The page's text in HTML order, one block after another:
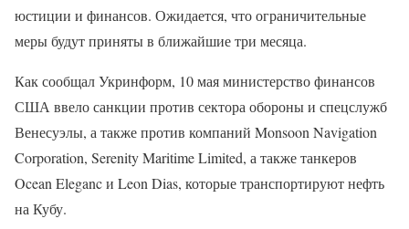
юстиции и финансов. Ожидается, что ограничительные
меры будут приняты в ближайшие три месяца.
Как сообщал Укринформ, 10 мая министерство финансов
США ввело санкции против сектора обороны и спецслужб
Венесуэлы, а также против компаний Monsoon Navigation
Corporation, Serenity Maritime Limited, а также танкеров
Ocean Eleganc и Leon Dias, которые транспортируют нефть
на Кубу.